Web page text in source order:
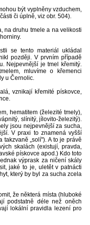
být vyplněny vzduchem,
či úplně, viz obr. 504).
na druhu tmele a na velikosti
se tento materiál ukládal
později. V prvním případě
Nejpevnější je tmel křemitý.
mluvíme o křemenci
u Černolic.
vznikají křemité pískovce,
hematitem (železité tmely),
slínitý, jílovito-železitý).
jsou nejpevnější za sucha,
V praxi to znamená vyšší
„solí"). A to je právě
skalách (existují, pravda,
pískovce apod.) Kdo toto
výprask za ničení skály
jaké to je, uletět v patnácti
který by byl za sucha zcela
že některá místa (hluboké
podstatně déle než oněch
lokální pravidla lezení pro